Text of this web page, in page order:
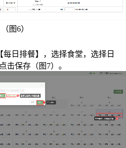
（图6）
每日排餐】，选择食堂，选择日
击保存（图7）。